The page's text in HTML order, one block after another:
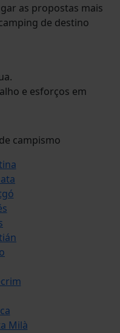
as propostas mais
de destino
e esforços em
campismo
Milà